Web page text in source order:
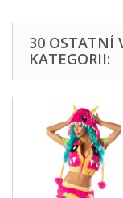
30 OSTATNÍ
KATEGORII: